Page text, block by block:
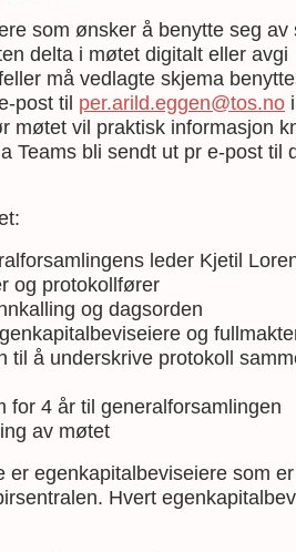
som ønsker å benytte seg av
delta i møtet digitalt eller avgi
må vedlagte skjema
post til per.arild.eggen@tos.no
møtet vil praktisk informasjon
Teams bli sendt ut pr e-post til
leder Kjetil
og protokollfører
og dagsorden
og
til å underskrive protokoll
for 4 år til generalforsamlingen
av møtet
er egenkapitalbeviseiere som er
Hvert